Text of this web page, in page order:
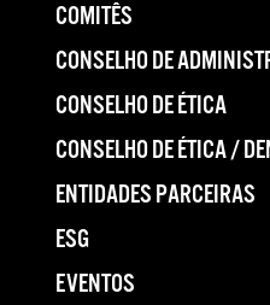
COMITÊS
CONSELHO DE
CONSELHO DE ÉTICA
CONSELHO DE ÉTICA /
ENTIDADES PARCEIRAS
ESG
EVENTOS